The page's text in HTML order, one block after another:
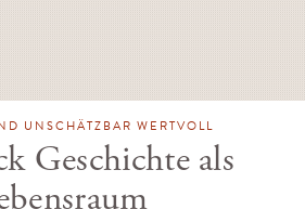
UNSCHÄTZBAR WERTVOLL
Geschichte als